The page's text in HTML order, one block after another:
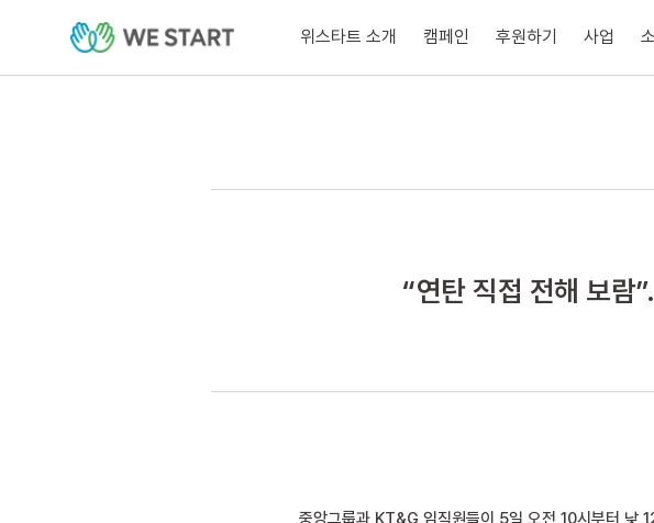
위스타트 소개 캠페인 후원하기 사업
“연탄 직접 전해 보람
중앙그룹과 KT&G 임직원들이 5일 오전 10시부터 낮